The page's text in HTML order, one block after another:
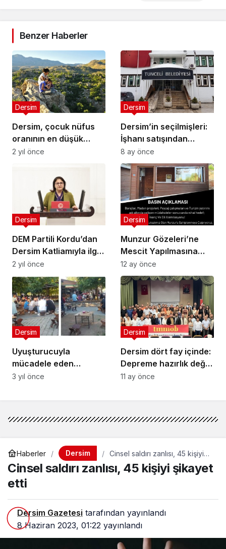
Benzer Haberler
Dersim, çocuk nüfus
oranının en düşük
olduğu kent
Dersim
2 yıl önce
Dersim’in seçilmişleri:
İşhanı satışından
derhal vazgeçilmeli
Dersim
8 ay önce
DEM Partili Kordu’dan
Dersim Katliamıyla ilgili
soru önergesi
Dersim
2 yıl önce
Munzur Gözeleri’ne
Mescit Yapılmasına
Tepki, Protesto Eylemi
Cumartesi günü
Dersim
12 ay önce
Uyuşturucuyla
mücadele eden
görevliler anlatıyor:
Dersim
3 yıl önce
Dersim dört fay içinde:
Depreme hazırlık değil
rant siyaseti var
Dersim
11 ay önce
Haberler Dersim
Cinsel saldırı zanlısı, 45 kişiyi
şikayet etti
Cinsel saldırı zanlısı, 45 kişiyi şikayet
etti
Dersim Gazetesi tarafından yayınlandı
8 Haziran 2023, 01:22 yayınlandı